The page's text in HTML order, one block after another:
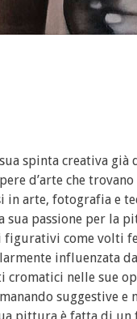
spinta creativa già
d’arte che
in arte, fotografia e
passione per la
figurativi come volti
influenzata
nelle sue
suggestive e